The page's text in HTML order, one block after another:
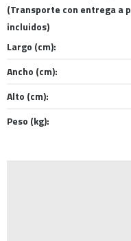
(Transporte con entrega a
incluidos)
Largo (cm):
Ancho (cm):
Alto (cm):
Peso (kg):